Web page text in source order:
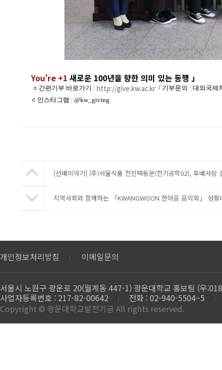
You're +1 새로운 100년을 향한 의미 있는 동행 」
○ 간편기부 바로가기 : http://give.kw.ac.kr / 기부문의 : 대외국제
○ 인스타그램 : @kw_giving
[선배이야기] (주)서울식품 전진택동문(전기공학02), 후배사랑
지역사회와 함께하는 「KWANGWOON 한마음 음악회」 성황
개인정보처리방침 이메일문의
서울시 노원구 광운로 20(월계동 447-1) 광운대학교 홍보팀 (우
사업자등록번호 : 217-82-00642
전화 : 02-940-5504~5
Copyright © 광운대학교발전기금 All rights reserved.